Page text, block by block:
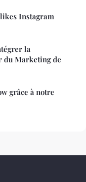
Instagram
la
du Marketing de
grâce à notre